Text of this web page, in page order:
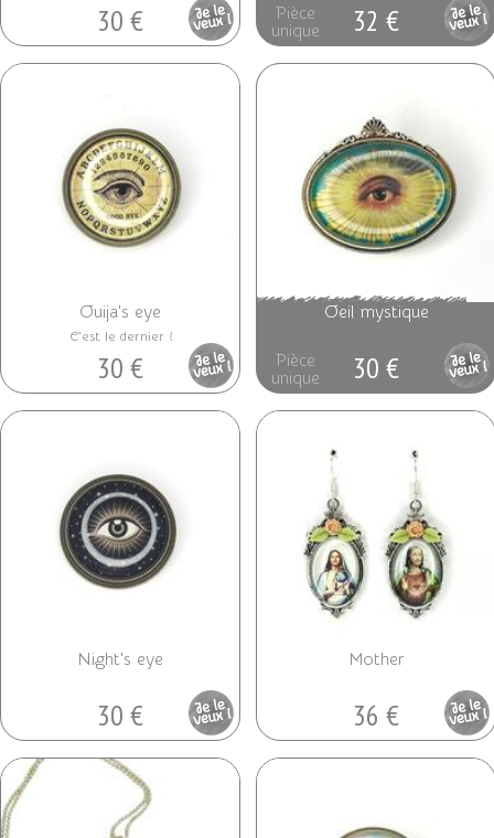
30 €
Pièce
unique
32 €
Ouija's eye
30 €
C'est le dernier !
Oeil mystique
Pièce
unique
30 €
Night's eye
30 €
Mother
36 €